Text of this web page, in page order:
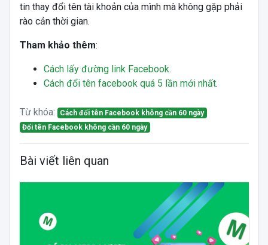
tin thay đổi tên tài khoản của mình mà không gặp phải
rào cản thời gian.
Tham khảo thêm:
Cách lấy đường link Facebook.
Cách đổi tên facebook quá 5 lần mới nhất.
Từ khóa:
Cách đổi tên Facebook không cần 60 ngày
Đổi tên Facebook không cần 60 ngày
Bài viết liên quan